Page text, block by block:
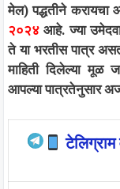
मेल) पद्धतीने करायचा
२०२४ आहे. ज्या
ते या भरतीस पात्र
माहिती दिलेल्या मूळ
आपल्या पात्रतेनुसार